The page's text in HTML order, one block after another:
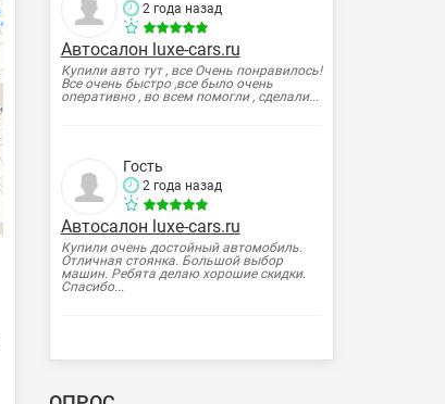
2 года назад
Автосалон luxe-cars.ru
Купили авто тут , все Очень понравилось!
Все очень быстро ,все было очень
оперативно , во всем помогли , сделали...
Гость
2 года назад
Автосалон luxe-cars.ru
Купили очень достойный автомобиль.
Отличная стоянка. Большой выбор
машин. Ребята делаю хорошие скидки.
Спасибо...